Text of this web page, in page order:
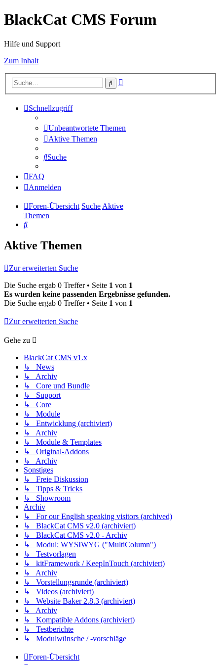
BlackCat CMS Forum
Hilfe und Support
Zum Inhalt
Suche
Schnellzugriff
Unbeantwortete Themen
Aktive Themen
Suche
FAQ
Anmelden
Foren-Übersicht SucheAktive
Themen
Suche
Aktive Themen
Zur erweiterten Suche
Die Suche ergab 0 Treffer • Seite 1 von 1
Es wurden keine passenden Ergebnisse gefunden.
Die Suche ergab 0 Treffer • Seite 1 von 1
Zur erweiterten Suche
Gehe zu
BlackCat CMS v1.x
↳ News
↳ Archiv
↳ Core und Bundle
↳ Support
↳ Core
↳ Module
↳ Entwicklung (archiviert)
↳ Archiv
↳ Module & Templates
↳ Original-Addons
↳ Archiv
Sonstiges
↳ Freie Diskussion
↳ Tipps & Tricks
↳ Showroom
Archiv
↳ For our English speaking visitors (archived)
↳ BlackCat CMS v2.0 (archiviert)
↳ BlackCat CMS v2.0 - Archiv
↳ Modul: WYSIWYG ("MultiColumn")
↳ Testvorlagen
↳ kitFramework / KeepInTouch (archiviert)
↳ Archiv
↳ Vorstellungsrunde (archiviert)
↳ Videos (archiviert)
↳ Website Baker 2.8.3 (archiviert)
↳ Archiv
↳ Kompatible Addons (archiviert)
↳ Testberichte
↳ Modulwünsche / -vorschläge
Foren-Übersicht